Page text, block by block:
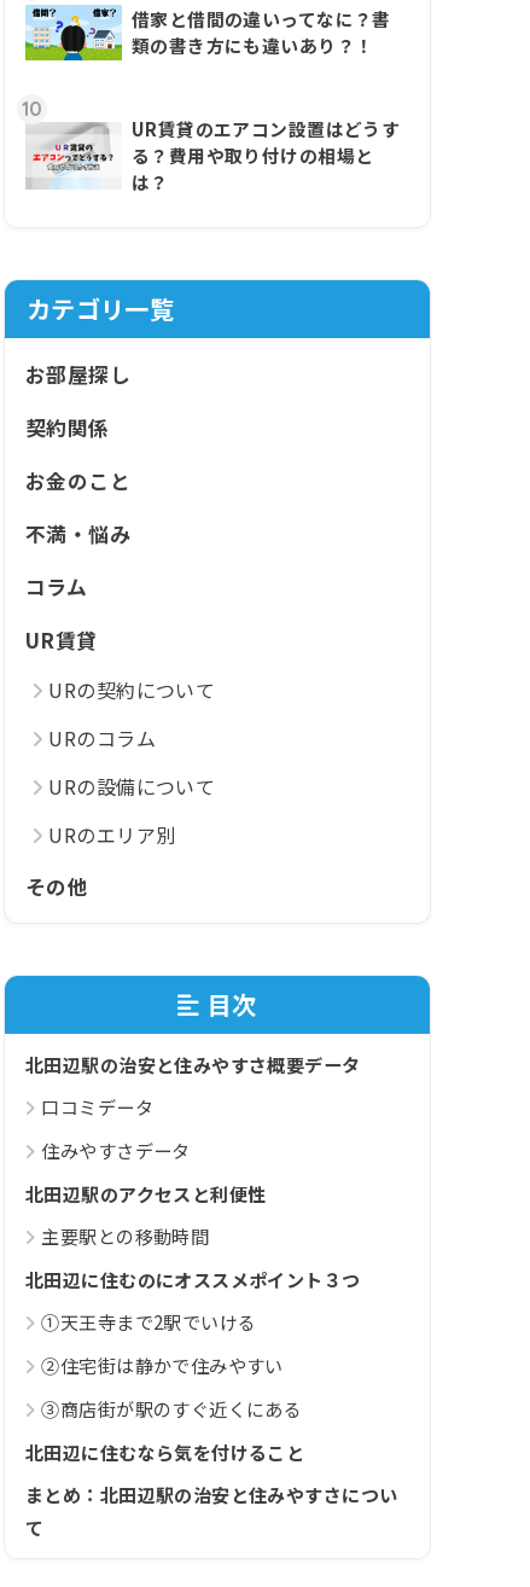
借家と借間の違いってなに？書
類の書き方にも違いあり？！
10
UR賃貸のエアコン設置はどうす
る？費用や取り付けの相場と
は？
カテゴリ一覧
お部屋探し
契約関係
お金のこと
不満・悩み
コラム
UR賃貸
URの契約について
URのコラム
URの設備について
URのエリア別
その他
目次
北田辺駅の治安と住みやすさ概要データ
口コミデータ
住みやすさデータ
北田辺駅のアクセスと利便性
主要駅との移動時間
北田辺に住むのにオススメポイント３つ
①天王寺まで2駅でいける
②住宅街は静かで住みやすい
③商店街が駅のすぐ近くにある
北田辺に住むなら気を付けること
まとめ：北田辺駅の治安と住みやすさについ
て